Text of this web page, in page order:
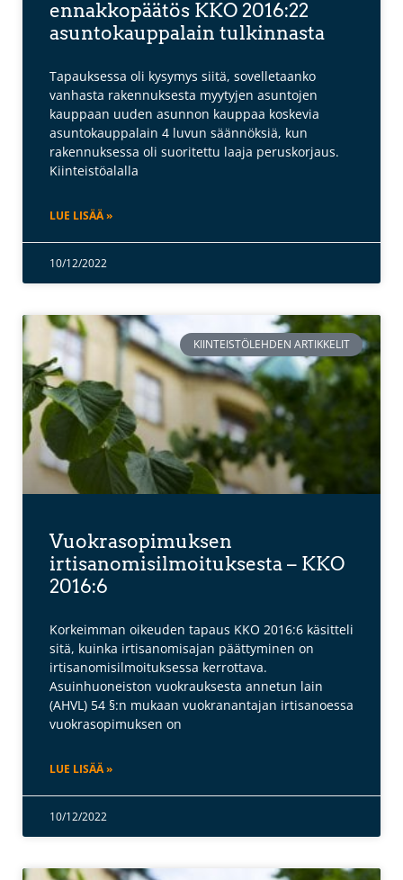
ennakkopäätös KKO 2016:22
asuntokauppalain tulkinnasta
Tapauksessa oli kysymys siitä, sovelletaanko
vanhasta rakennuksesta myytyjen asuntojen
kauppaan uuden asunnon kauppaa koskevia
asuntokauppalain 4 luvun säännöksiä, kun
rakennuksessa oli suoritettu laaja peruskorjaus.
Kiinteistöalalla
LUE LISÄÄ »
10/12/2022
KIINTEISTÖLEHDEN ARTIKKELIT
Vuokrasopimuksen
irtisanomisilmoituksesta – KKO
2016:6
Korkeimman oikeuden tapaus KKO 2016:6 käsitteli
sitä, kuinka irtisanomisajan päättyminen on
irtisanomisilmoituksessa kerrottava.
Asuinhuoneiston vuokrauksesta annetun lain
(AHVL) 54 §:n mukaan vuokranantajan irtisanoessa
vuokrasopimuksen on
LUE LISÄÄ »
10/12/2022